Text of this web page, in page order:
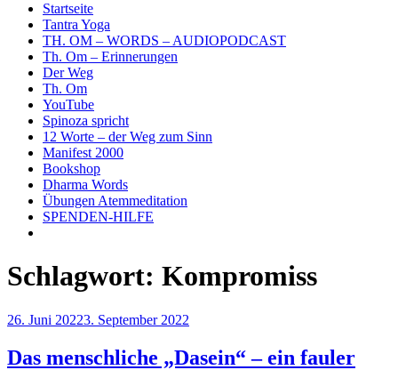
Startseite
Tantra Yoga
TH. OM – WORDS – AUDIOPODCAST
Th. Om – Erinnerungen
Der Weg
Th. Om
YouTube
Spinoza spricht
12 Worte – der Weg zum Sinn
Manifest 2000
Bookshop
Dharma Words
Übungen Atemmeditation
SPENDEN-HILFE
Schlagwort: Kompromiss
Veröffentlicht
26. Juni 20223. September 2022
Das menschliche „Dasein“ – ein fauler